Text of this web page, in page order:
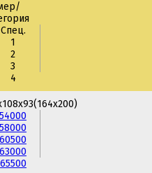
Спец.
1
2
3
4
54000
58000
60500
63000
65500